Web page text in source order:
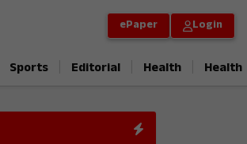
ePaper Login
Sports Editorial Health Health